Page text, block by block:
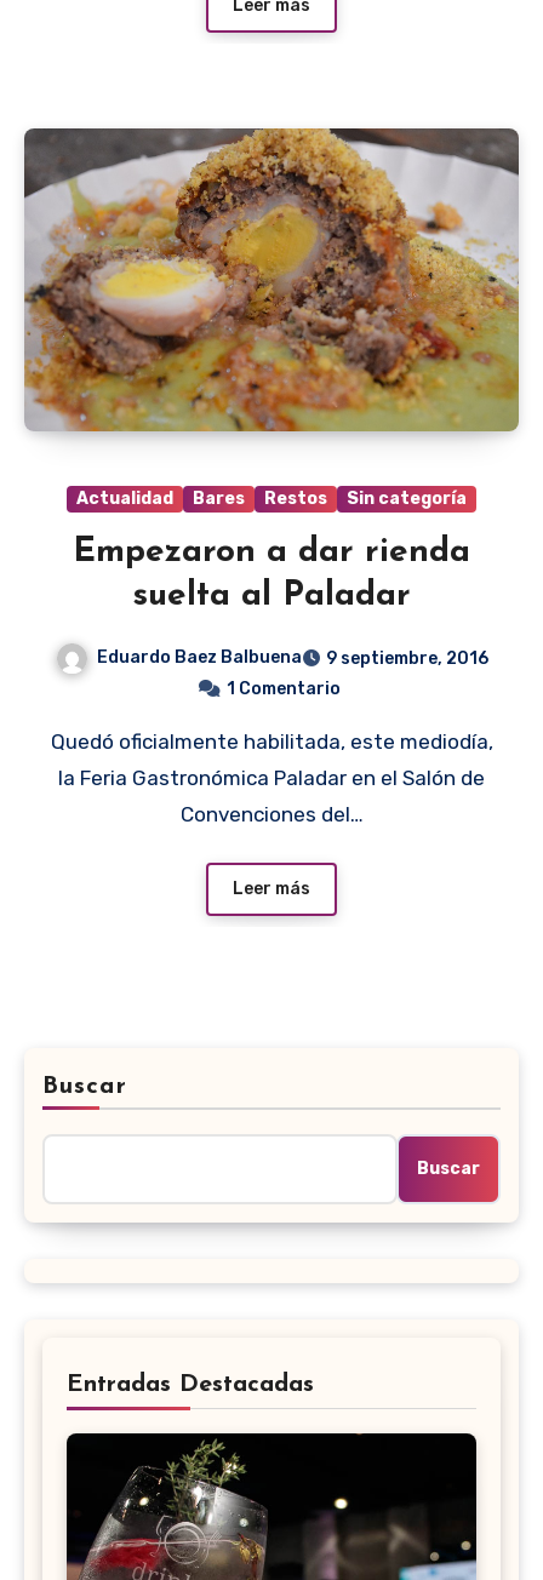
Leer más
Actualidad Bares Restos Sin categoría
Empezaron a dar rienda
suelta al Paladar
Eduardo Baez Balbuena
9 septiembre, 2016
1 Comentario
Quedó oficialmente habilitada, este mediodía,
la Feria Gastronómica Paladar en el Salón de
Convenciones del…
Leer más
Buscar
Buscar
Entradas Destacadas